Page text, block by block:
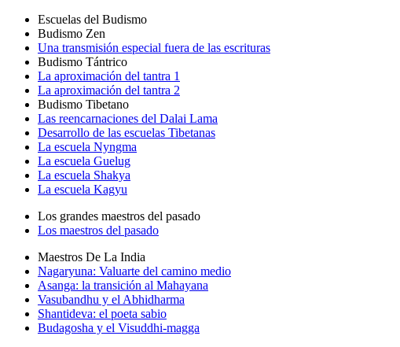
Escuelas del Budismo
Budismo Zen
Una transmisión especial fuera de las escrituras
Budismo Tántrico
La aproximación del tantra 1
La aproximación del tantra 2
Budismo Tibetano
Las reencarnaciones del Dalai Lama
Desarrollo de las escuelas Tibetanas
La escuela Nyngma
La escuela Guelug
La escuela Shakya
La escuela Kagyu
Los grandes maestros del pasado
Los maestros del pasado
Maestros De La India
Nagaryuna: Valuarte del camino medio
Asanga: la transición al Mahayana
Vasubandhu y el Abhidharma
Shantideva: el poeta sabio
Budagosha y el Visuddhi-magga